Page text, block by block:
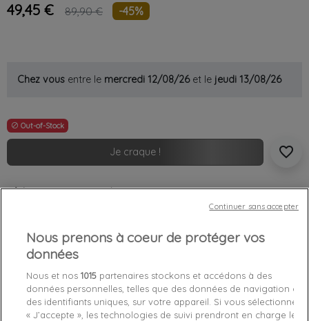
49,45 € 89,90 € -45%
Chez vous entre le mercredi 12/08/26et le jeudi 13/08/26
 Out-of-Stock
Je craque ! favorite_border
Livraison gratuite *
Caractéristiques produit
Détails du produit Fabriquant
Nous prenons à coeur de protéger vos
données
Nous et nos1015 partenaires stockons et accédons à des
données personnelles, telles que des données de navigation ou
des identifiants uniques, sur votre appareil. Si vous sélectionnez
« J’accepte », les technologies de suivi prendront en charge les
Continuer sans accepter